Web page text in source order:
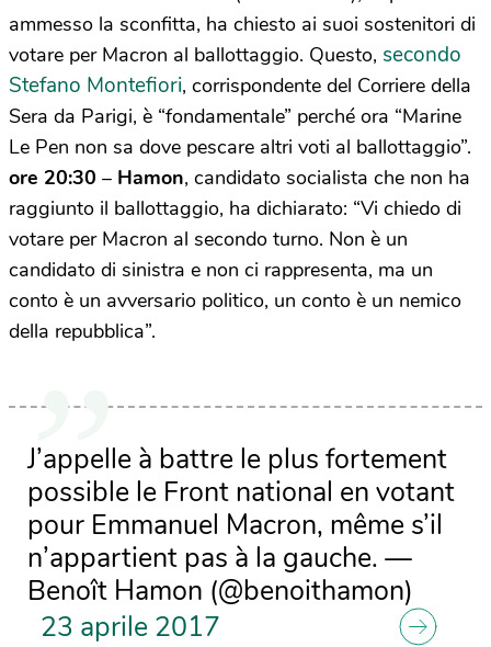
ammesso la sconfitta, ha chiesto ai suoi sostenitori di
votare per Macron al ballottaggio. Questo, secondo
Stefano Montefiori, corrispondente del Corriere della
Sera da Parigi, è “fondamentale” perché ora “Marine
Le Pen non sa dove pescare altri voti al ballottaggio”.
ore 20:30 – Hamon, candidato socialista che non ha
raggiunto il ballottaggio, ha dichiarato: “Vi chiedo di
votare per Macron al secondo turno. Non è un
candidato di sinistra e non ci rappresenta, ma un
conto è un avversario politico, un conto è un nemico
della repubblica”.
J’appelle à battre le plus fortement
possible le Front national en votant
pour Emmanuel Macron, même s’il
n’appartient pas à la gauche. —
Benoît Hamon (@benoithamon)
23 aprile 2017